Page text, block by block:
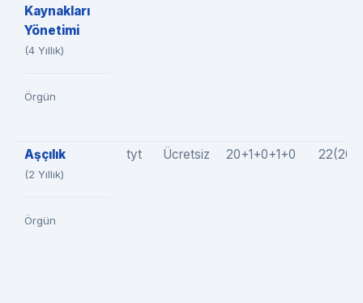
Kaynakları
Yönetimi
(4 Yıllık)
Örgün
Aşçılık
(2 Yıllık)
Örgün
tyt Ücretsiz 20+1+0+1+0